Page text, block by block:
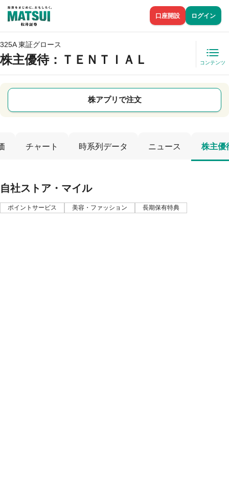
口座開設 ログイン
325A 東証グロース
株主優待：ＴＥＮＴＩＡＬ コンテンツ
株アプリで注文
チャート 時系列データ ニュース 株主優
自社ストア・マイル
ポイントサービス 美容・ファッション 長期保有特典